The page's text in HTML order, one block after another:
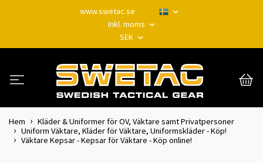
www.swetac.se
Inkl. moms
SEK
Hem
Kläder & Uniformer för OV, Väktare samt Privatpersoner
Uniform Väktare, Kläder för Väktare, Uniformskläder - Köp!
Väktare Kepsar - Kepsar för Väktare - Köp online!